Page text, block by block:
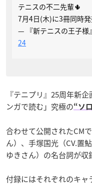
テニスの不二先輩🌵
7月4日(木)に3冊同時発
— 『新テニスの王子
24
『テニプリ』25周年新
ンガで読む」究極の“ソ
合わせて公開されたCM
ん）、手塚国光（CV.置
ゆきさん）の名台詞が収
付録にはそれぞれのキャ